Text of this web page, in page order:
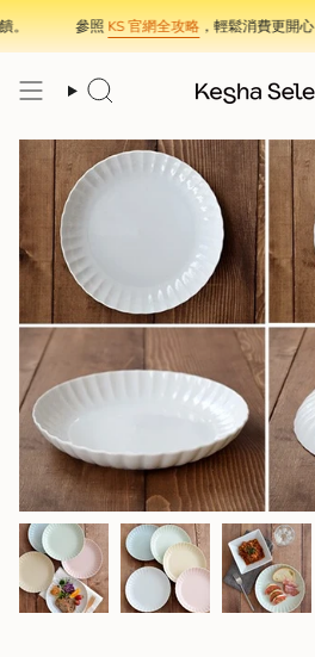
Skip
to
content
參照KS 官網全攻略，輕鬆消費更開心！
Search